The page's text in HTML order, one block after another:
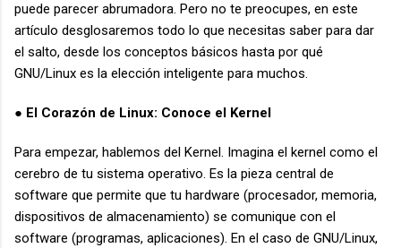
puede parecer abrumadora. Pero no te preocupes, en este
artículo desglosaremos todo lo que necesitas saber para dar
el salto, desde los conceptos básicos hasta por qué
GNU/Linux es la elección inteligente para muchos.
● El Corazón de Linux: Conoce el Kernel
Para empezar, hablemos del Kernel. Imagina el kernel como el
cerebro de tu sistema operativo. Es la pieza central de
software que permite que tu hardware (procesador, memoria,
dispositivos de almacenamiento) se comunique con el
software (programas, aplicaciones). En el caso de GNU/Linux,